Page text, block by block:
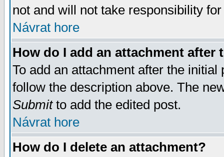
not and will not take responsibility
Návrat hore
How do I add an attachment after
To add an attachment after the
follow the description above. The
Submitto add the edited post.
Návrat hore
How do I delete an attachment?